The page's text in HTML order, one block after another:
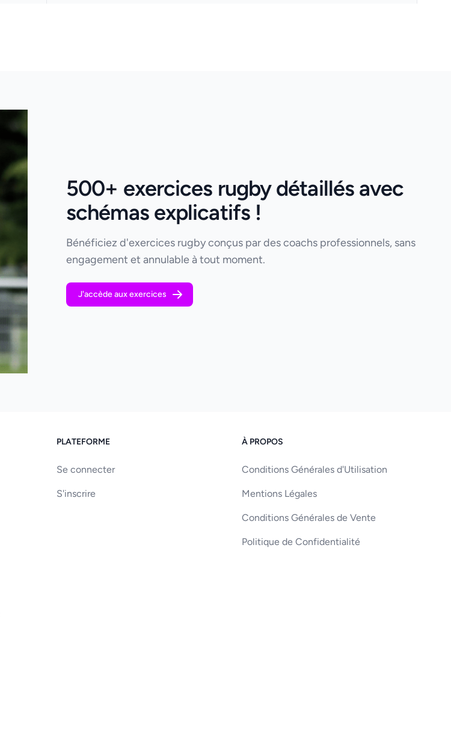
500+ exercices rugby détaillés avec
schémas explicatifs !
Bénéficiez d'exercices rugby conçus par des coachs professionnels, sans
engagement et annulable à tout moment.
J'accède aux exercices
PLATEFORME
Se connecter
S'inscrire
À PROPOS
Conditions Générales d'Utilisation
Mentions Légales
Conditions Générales de Vente
Politique de Confidentialité